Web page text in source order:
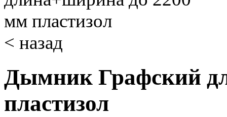
< назад
Дымник Графский
пластизол